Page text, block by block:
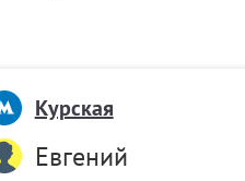
Курская
Евгений